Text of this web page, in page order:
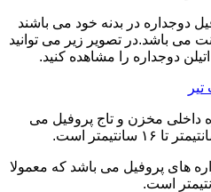
دوجداره در بدنه خود می باشند
پروفیل حداقل ۱۰ سانت می باشد.در تصویر زیر می توانید
دوجداره را مشاهده کنید.
داخلی مخزن و تاج پروفیل می
های پروفیل می باشد که معمولا